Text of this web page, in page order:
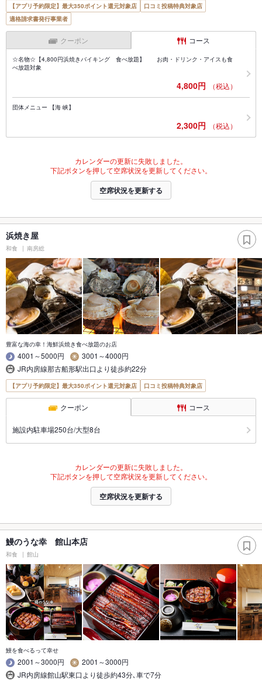
【アプリ予約限定】最大350ポイント還元対象店
口コミ投稿特典対象店
適格請求書発行事業者
クーポン コース
☆名物☆【4,800円浜焼きバイキング 食べ放題】 お肉・ドリンク・アイスも食
べ放題対象
4,800円 （税込）
団体メニュー 【海 峡】
2,300円 （税込）
カレンダーの更新に失敗しました。
下記ボタンを押して空席状況を更新してください。
空席状況を更新する
浜焼き屋
和食 南房総
豊富な海の幸！海鮮浜焼き食べ放題のお店
4001～5000円
3001～4000円
JR内房線那古船形駅出口より徒歩約22分
【アプリ予約限定】最大350ポイント還元対象店 口コミ投稿特典対象店
クーポン コース
施設内駐車場250台/大型8台
カレンダーの更新に失敗しました。
下記ボタンを押して空席状況を更新してください。
空席状況を更新する
鰻のうな幸 館山本店
和食 館山
鰻を食べるって幸せ
2001～3000円
2001～3000円
JR内房線館山駅東口より徒歩約43分､車で7分